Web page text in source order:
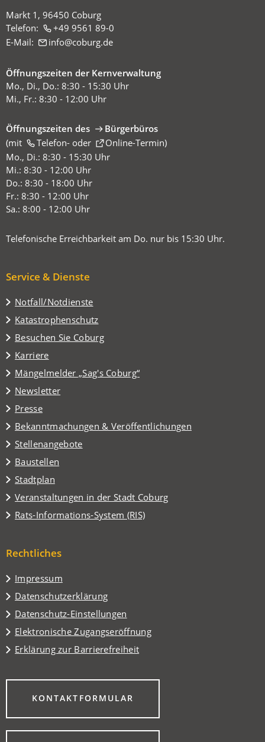
Markt 1, 96450 Coburg
Telefon:
+49 9561 89-0
E-Mail:
info coburg de
Öffnungszeiten der Kernverwaltung
Mo., Di., Do.: 8:30 - 15:30 Uhr
Mi., Fr.: 8:30 - 12:00 Uhr
Öffnungszeiten des
Bürgerbüros
(mit
Telefon-oder Online-Termin
(Öffnet
in
einem
neuen
Tab)
)
Mo., Di.: 8:30 - 15:30 Uhr
Mi.: 8:30 - 12:00 Uhr
Do.: 8:30 - 18:00 Uhr
Fr.: 8:30 - 12:00 Uhr
Sa.: 8:00 - 12:00 Uhr
Telefonische Erreichbarkeit am Do. nur bis 15:30 Uhr.
Service & Dienste
Notfall/Notdienste
Katastrophenschutz
Besuchen Sie Coburg
(Öffnet
in
einem
neuen
Tab)
Karriere
Mängelmelder „Sag's Coburg“
(Öffnet
in
einem
neuen
Tab)
Newsletter
Presse
Bekanntmachungen & Veröffentlichungen
Stellenangebote
Baustellen
Stadtplan
(Öffnet
in
einem
neuen
Veranstaltungen in der Stadt Coburg
(Öffnet
in
einem
Tab)
Rats-Informations-System (RIS)
(Öffnet
neuen
Rechtliches
Impressum
Datenschutzerklärung
Datenschutz-Einstellungen
Elektronische Zugangseröffnung
Erklärung zur Barrierefreiheit
KONTAKTFORMULAR
(ÖFFNET
EINEM
NEUEN